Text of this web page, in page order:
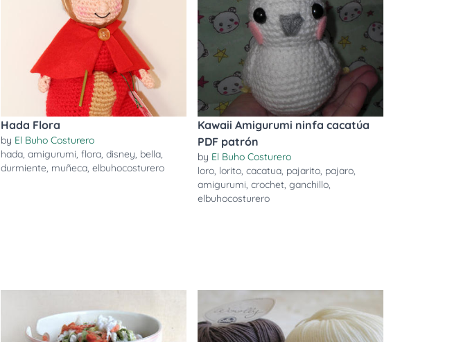
Hada Flora
by El Buho Costurero
hada, amigurumi, flora, disney, bella,
durmiente, muñeca, elbuhocosturero
Kawaii Amigurumi ninfa cacatúa
PDF patrón
by El Buho Costurero
loro, lorito, cacatua, pajarito, pajaro,
amigurumi, crochet, ganchillo,
elbuhocosturero